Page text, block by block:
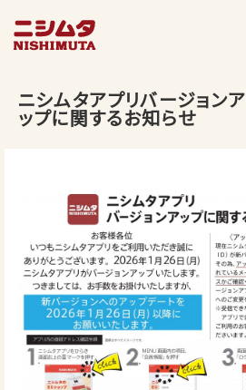
ニシムタアプリバージョンア
ップに関するお知らせ